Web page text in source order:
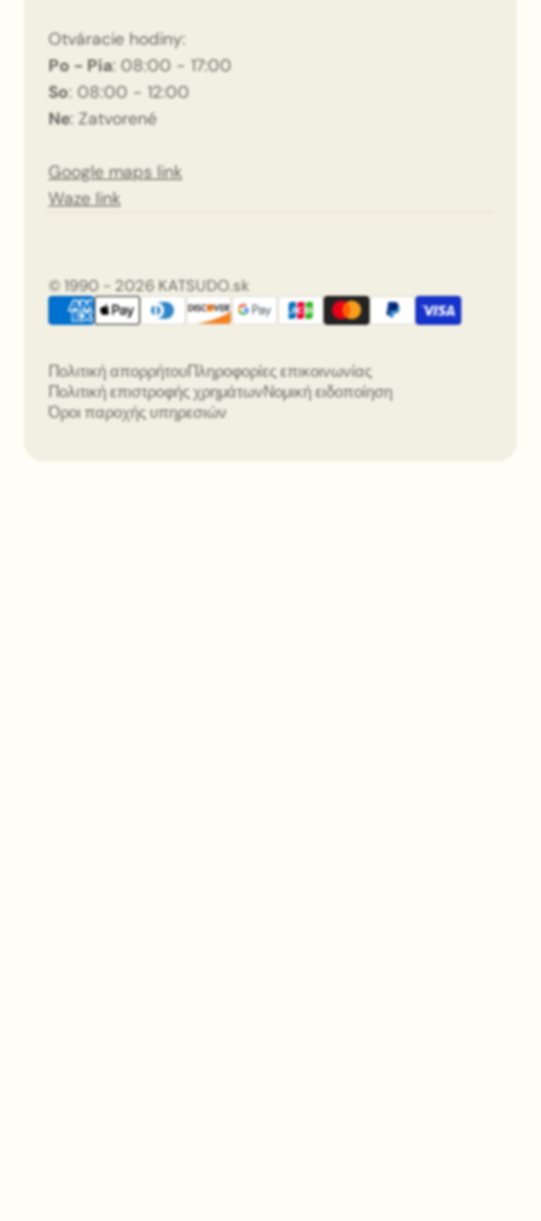
Otváracie hodiny:
Po - Pia: 08:00 - 17:00
So: 08:00 - 12:00
Ne: Zatvorené
Google maps link
Waze link
© 1990 - 2026 KATSUDO.sk
Πολιτική απορρήτουΠληροφορίες επικοινωνίας
Πολιτική επιστροφής χρημάτωνΝομική ειδοποίηση
Όροι παροχής υπηρεσιών